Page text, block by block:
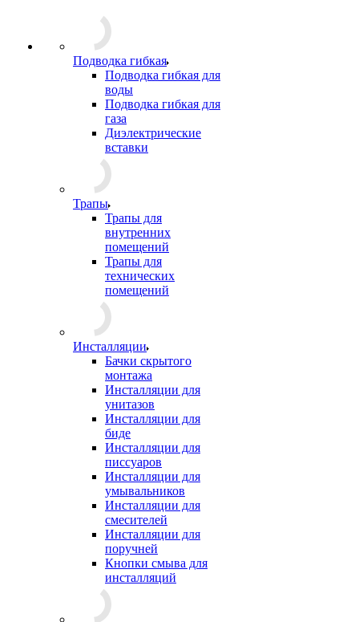
Подводка гибкая
Подводка гибкая для
воды
Подводка гибкая для
газа
Диэлектрические
вставки
Трапы
Трапы для
внутренних
помещений
Трапы для
технических
помещений
Инсталляции
Бачки скрытого
монтажа
Инсталляции для
унитазов
Инсталляции для
биде
Инсталляции для
писсуаров
Инсталляции для
умывальников
Инсталляции для
смесителей
Инсталляции для
поручней
Кнопки смыва для
инсталляций